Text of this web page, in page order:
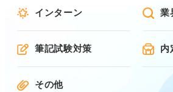
インターン 業
筆記試験対策 内
その他